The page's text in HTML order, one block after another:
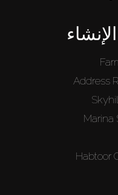
Address
Marina
Habtoor